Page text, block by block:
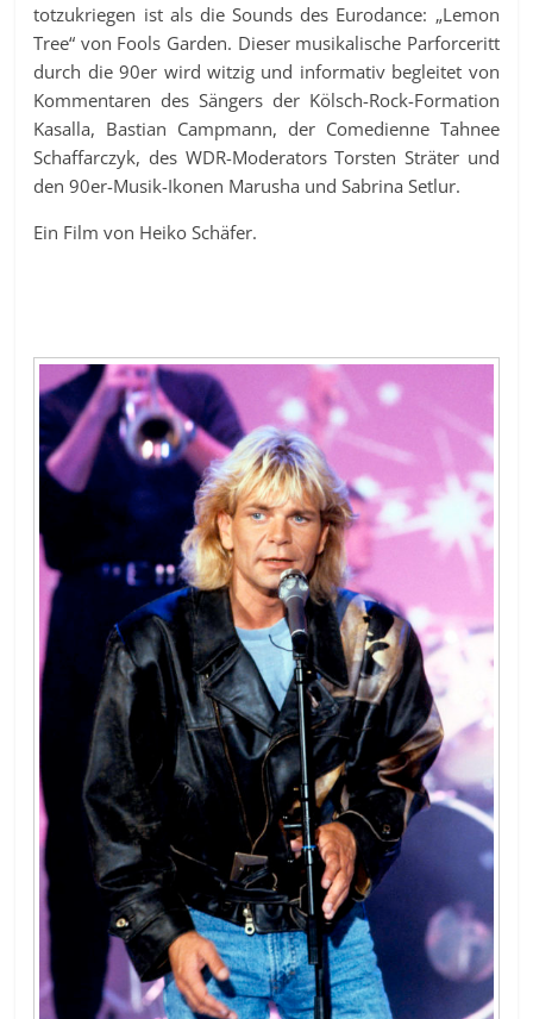
totzukriegen ist als die Sounds des Eurodance: „Lemon
Tree“ von Fools Garden. Dieser musikalische Parforceritt
durch die 90er wird witzig und informativ begleitet von
Kommentaren des Sängers der Kölsch-Rock-Formation
Kasalla, Bastian Campmann, der Comedienne Tahnee
Schaffarczyk, des WDR-Moderators Torsten Sträter und
den 90er-Musik-Ikonen Marusha und Sabrina Setlur.
Ein Film von Heiko Schäfer.